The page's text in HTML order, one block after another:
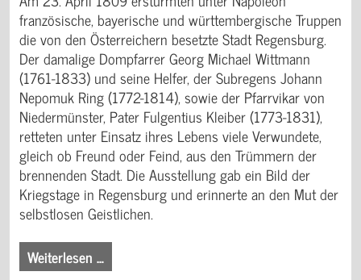
französische, bayerische und württembergische Truppen
die von den Österreichern besetzte Stadt Regensburg.
Der damalige Dompfarrer Georg Michael Wittmann
(1761-1833) und seine Helfer, der Subregens Johann
Nepomuk Ring (1772-1814), sowie der Pfarrvikar von
Niedermünster, Pater Fulgentius Kleiber (1773-1831),
retteten unter Einsatz ihres Lebens viele Verwundete,
gleich ob Freund oder Feind, aus den Trümmern der
brennenden Stadt. Die Ausstellung gab ein Bild der
Kriegstage in Regensburg und erinnerte an den Mut der
selbstlosen Geistlichen.
Weiterlesen …